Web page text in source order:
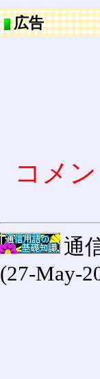
広告
コメ
通
(27-May-